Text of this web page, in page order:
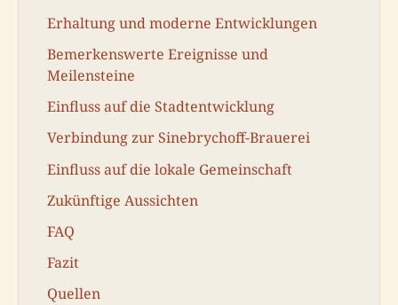
Erhaltung und moderne Entwicklungen
Bemerkenswerte Ereignisse und
Meilensteine
Einfluss auf die Stadtentwicklung
Verbindung zur Sinebrychoff-Brauerei
Einfluss auf die lokale Gemeinschaft
Zukünftige Aussichten
FAQ
Fazit
Quellen